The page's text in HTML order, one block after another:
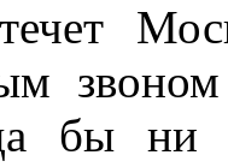
бы ни